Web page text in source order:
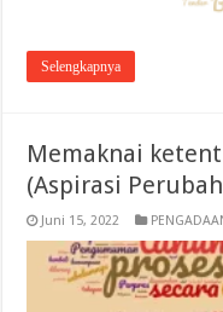
Selengkapnya
Memaknai
(Aspirasi
Juni 15, 2022